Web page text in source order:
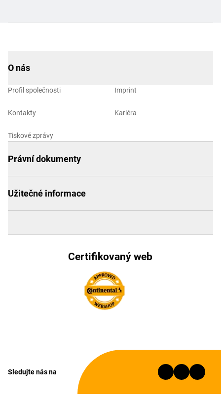
O nás
Profil společnosti
Kontakty
Tiskové zprávy
Imprint
Kariéra
Právní dokumenty
Užitečné informace
Certifikovaný web
Sledujte nás na